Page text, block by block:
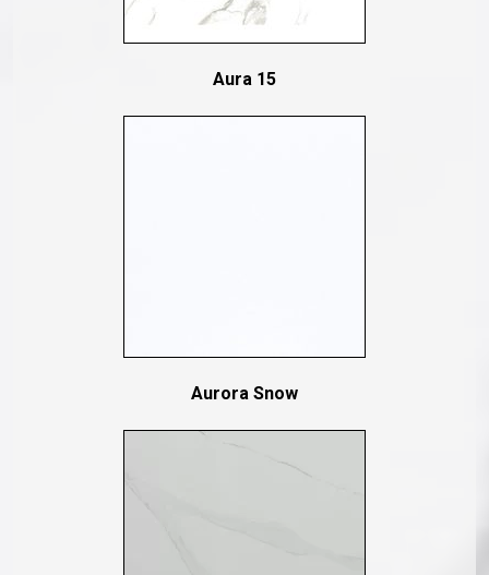
Aura 15
Aurora Snow